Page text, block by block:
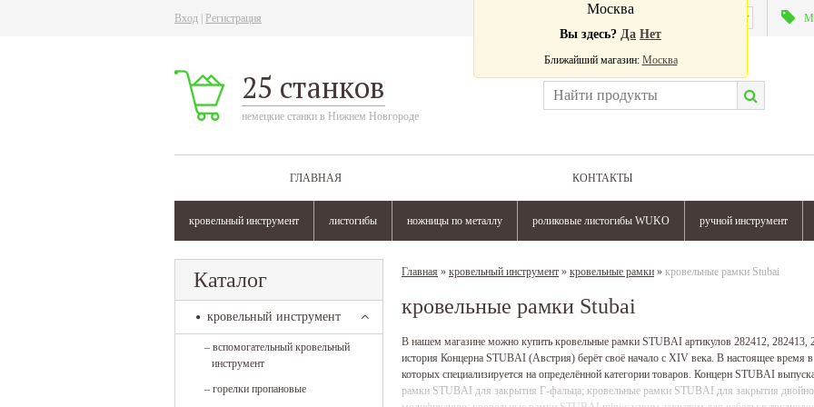
Вход Регистрация
25 станков
немецкие станки в Нижнем Новгороде
ГЛАВНАЯ КОНТАКТЫ
кровельный инструмент листогибы ножницы по металлу роликовые листогибы WUKO ручной инструмент
Москва
Вы здесь? Да Нет
Ближайший магазин: Москва
Каталог
кровельный инструмент
– вспомогательный кровельный
инструмент
– горелки пропановые
Главная » кровельный инструмент » кровельные рамки » кровельные рамки Stubai
кровельные рамки Stubai
В нашем магазине можно купить кровельные рамки STUBAI артикулов 282412, 282413,
история Концерна STUBAI (Австрия) берёт своё начало с ХIV века. В настоящее время
которых специализируется на определённой категории товаров. Концерн STUBAI
рамки STUBAI для закрытия Г-фальца; кровельные рамки STUBAI для закрытия